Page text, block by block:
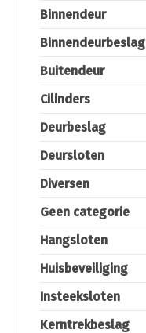
Binnendeur
Binnendeurbeslag
Buitendeur
Cilinders
Deurbeslag
Deursloten
Diversen
Geen categorie
Hangsloten
Huisbeveiliging
Insteeksloten
Kerntrekbeslag